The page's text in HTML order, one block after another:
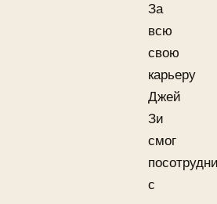
За
всю
свою
карьеру
Джей
Зи
смог
с